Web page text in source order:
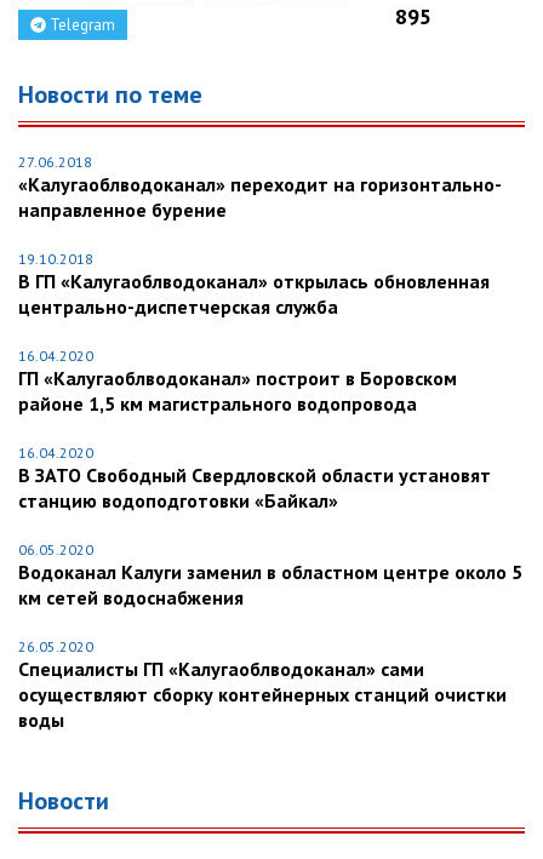
Telegram
895
Новости по теме
27.06.2018
«Калугаоблводоканал» переходит на горизонтально-
направленное бурение
19.10.2018
В ГП «Калугаоблводоканал» открылась обновленная
центрально-диспетчерская служба
16.04.2020
ГП «Калугаоблводоканал» построит в Боровском
районе 1,5 км магистрального водопровода
16.04.2020
В ЗАТО Свободный Свердловской области установят
станцию водоподготовки «Байкал»
06.05.2020
Водоканал Калуги заменил в областном центре около 5
км сетей водоснабжения
26.05.2020
Специалисты ГП «Калугаоблводоканал» сами
осуществляют сборку контейнерных станций очистки
воды
Новости